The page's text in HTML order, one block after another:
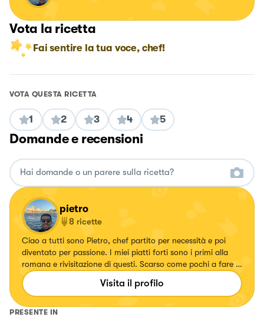
Vota la ricetta
Fai sentire la tua voce, chef!
VOTA QUESTA RICETTA
1 2 3 4 5
Domande e recensioni
pietro
8 ricette
Ciao a tutti sono Pietro, chef partito per necessità e poi
diventato per passione. I miei piatti forti sono i primi alla
romana e rivisitazione di questi. Scarso come pochi a fare il
pesce 😅￼
Visita il profilo
PRESENTE IN